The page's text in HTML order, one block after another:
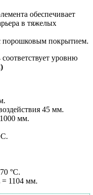
обеспечивает
в тяжелых
покрытием.
уровню
45 мм.
мм.
°С.
= 1104 мм.